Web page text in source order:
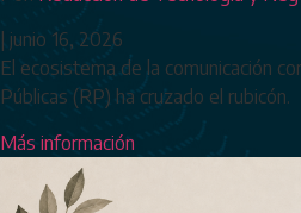
junio 16, 2026
El ecosistema de la comunicación
Públicas (RP) ha cruzado el rubicón.
Más información